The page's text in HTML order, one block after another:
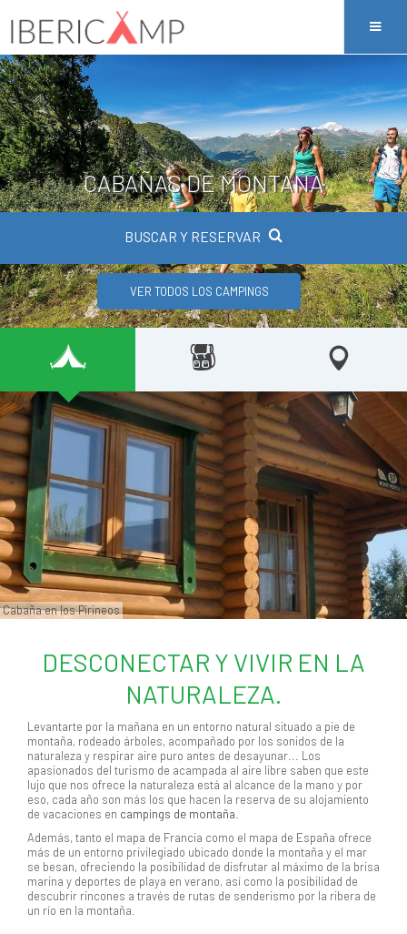
CABAÑAS DE MONTAÑA
BUSCAR Y RESERVAR
VER TODOS LOS CAMPINGS
Cabaña en los Pirineos
DESCONECTAR Y VIVIR EN LA
NATURALEZA.
Levantarte por la mañana en un entorno natural situado a pie de
montaña, rodeado árboles, acompañado por los sonidos de la
naturaleza y respirar aire puro antes de desayunar... Los
apasionados del turismo de acampada al aire libre saben que este
lujo que nos ofrece la naturaleza está al alcance de la mano y por
eso, cada año son más los que hacen la reserva de su alojamiento
de vacaciones en campings de montaña
Además, tanto el mapa de Francia como el mapa de España ofrece
más de un entorno privilegiado ubicado donde la montaña y el mar
se besan, ofreciendo la posibilidad de disfrutar al máximo de la brisa
marina y deportes de playa en verano, así como la posibilidad de
descubrir rincones a través de rutas de senderismo por la ribera de
un río en la montaña.